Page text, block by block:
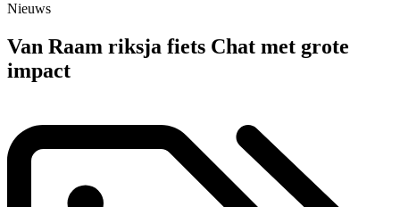
Nieuws
Van Raam riksja fiets Chat met grote
impact